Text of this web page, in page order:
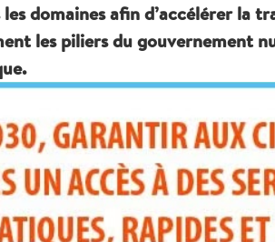
domaines afin d’accélérer la
les piliers du gouvernement